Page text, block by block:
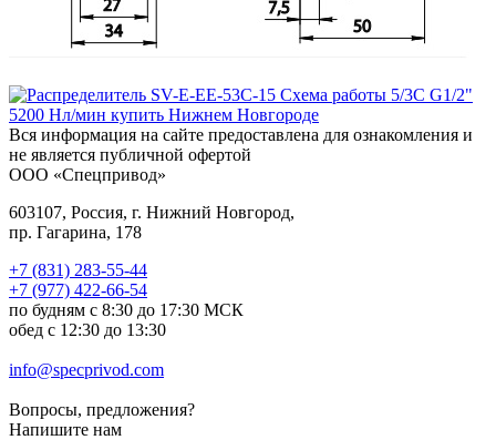
Вся информация на сайте предоставлена для ознакомления и
не является публичной офертой
ООО «Спецпривод»
603107, Россия, г. Нижний Новгород,
пр. Гагарина, 178
+7 (831) 283-55-44
+7 (977) 422-66-54
по будням с 8:30 до 17:30 МСК
обед с 12:30 до 13:30
info@specprivod.com
Вопросы, предложения?
Напишите нам